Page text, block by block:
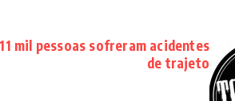
mil pessoas sofreram acidentes
de trajeto